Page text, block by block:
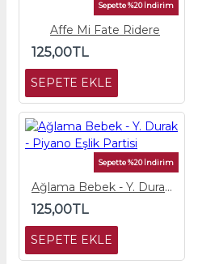
Sepette %20 İndirim
Affe Mi Fate Ridere
125,00TL
SEPETE EKLE
Sepette %20 İndirim
Ağlama Bebek - Y. Durak - Piyano Eşlik Partisi
125,00TL
SEPETE EKLE